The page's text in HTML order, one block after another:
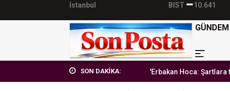
İstanbul BIST 10.641
GÜNDEM
SON DAKİKA:'Erbakan Hoca: Şartlara teslim